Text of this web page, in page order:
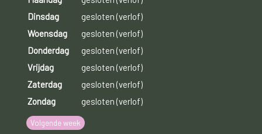
Dinsdag
gesloten (verlof)
Woensdag
gesloten (verlof)
Donderdag
gesloten (verlof)
Vrijdag
gesloten (verlof)
Zaterdag
gesloten (verlof)
Zondag
gesloten (verlof)
Volgende week